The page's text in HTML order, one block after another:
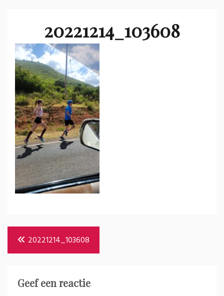
20221214_103608
Bericht
navigatie
20221214_103608
Geef een reactie